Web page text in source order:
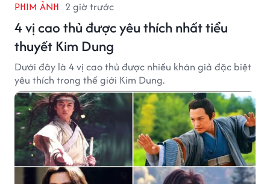
PHIM ẢNH 2 giờ trước
4 vị cao thủ được yêu thích nhất tiểu
thuyết Kim Dung
Dưới đây là 4 vị cao thủ được nhiều khán giả đặc biệt
yêu thích trong thế giới Kim Dung.